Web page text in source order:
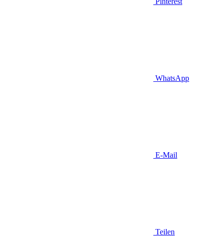
WhatsApp
E-Mail
Teilen